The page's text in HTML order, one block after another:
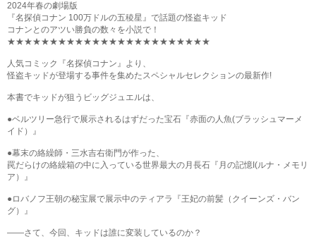
2024年春の劇場版
『名探偵コナン 100万ドルの五稜星』で話題の怪盗キッド
コナンとのアツい勝負の数々を小説で！
★★★★★★★★★★★★★★★★★★★★★★★★
人気コミック『名探偵コナン』より、
怪盗キッドが登場する事件を集めたスペシャルセレクションの最新作!
本書でキッドが狙うビッグジュエルは、
●ベルツリー急行で展示されるはずだった宝石『赤面の人魚(ブラッシュマーメ
イド）』
●幕末の絡繰師・三水吉右衛門が作った、
罠だらけの絡繰箱の中に入っている世界最大の月長石『月の記憶I(ルナ・メモリ
ア）』
●ロバノフ王朝の秘宝展で展示中のティアラ『王妃の前髪（クイーンズ・バン
グ）』
――さて、今回、キッドは誰に変装しているのか？